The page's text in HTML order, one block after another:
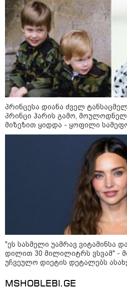
გარემოს
მოზაიკა
პრინცესა დიანა ძველ
პრინცი ჰარის გამო,
მიზეზით ყიდდა - ყოფილი
საკუთარ წიგნში საუბრობს
"ეს სასმელი უამრავ ვიტამინსა
დილით 30 მილილიტრს ვსვამ" -
უჩვეულო დიეტის დეტალებს
MSHOBLEBI.GE